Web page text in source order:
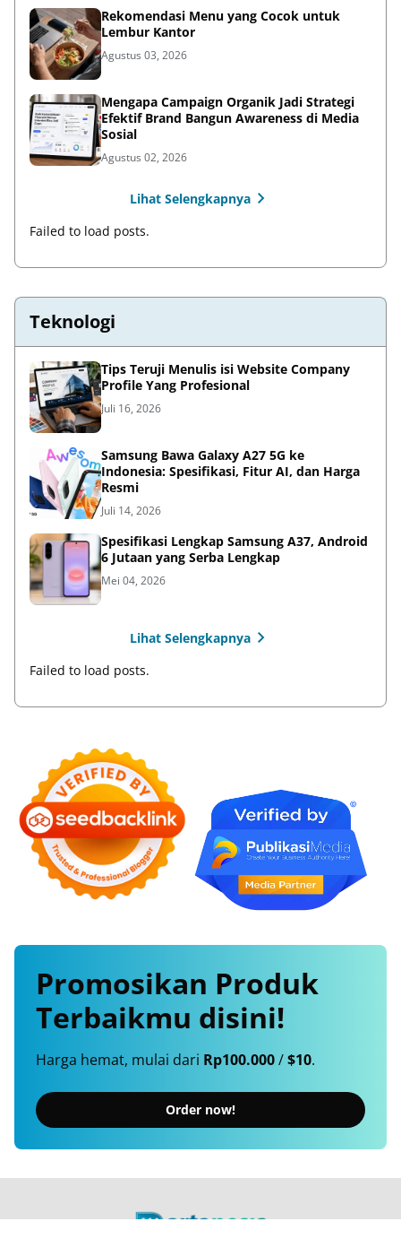
Rekomendasi Menu yang Cocok untuk
Lembur Kantor
Agustus 03, 2026
Mengapa Campaign Organik Jadi Strategi
Efektif Brand Bangun Awareness di Media
Sosial
Agustus 02, 2026
Lihat Selengkapnya
Failed to load posts.
Teknologi
Tips Teruji Menulis isi Website Company
Profile Yang Profesional
Juli 16, 2026
Samsung Bawa Galaxy A27 5G ke
Indonesia: Spesifikasi, Fitur AI, dan Harga
Resmi
Juli 14, 2026
Spesifikasi Lengkap Samsung A37, Android
6 Jutaan yang Serba Lengkap
Mei 04, 2026
Lihat Selengkapnya
Failed to load posts.
Promosikan Produk
Terbaikmu disini!
Harga hemat, mulai dari Rp100.000/$10.
Order now!